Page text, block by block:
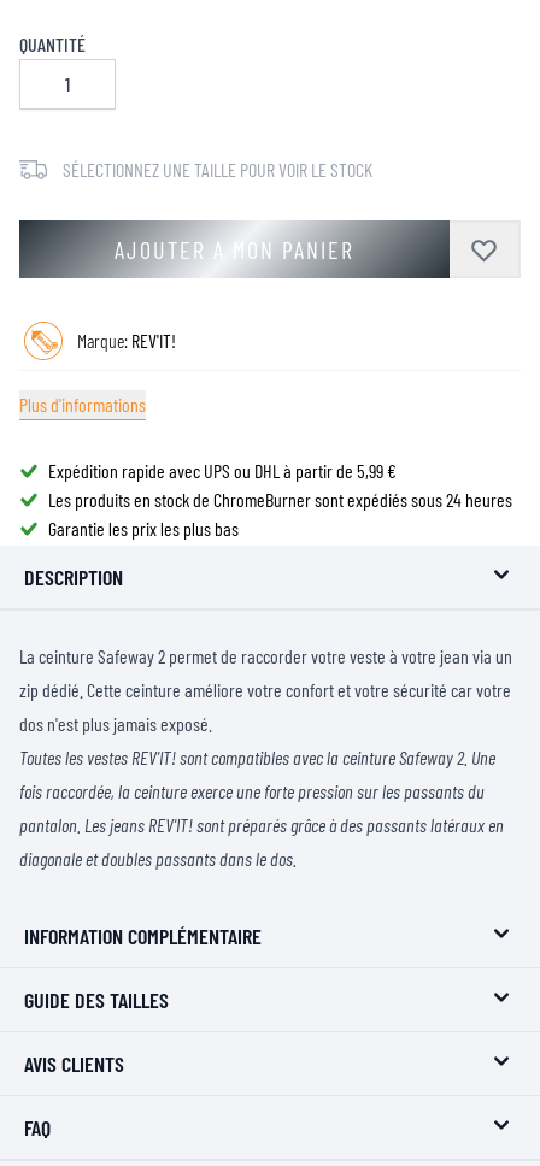
QUANTITÉ
SÉLECTIONNEZ UNE TAILLE POUR VOIR LE STOCK
AJOUTER A MON PANIER
Marque: REV'IT!
Plus d'informations
Expédition rapide avec UPS ou DHL à partir de 5,99 €
Les produits en stock de ChromeBurner sont expédiés sous 24 heures
Garantie les prix les plus bas
DESCRIPTION
La ceinture Safeway 2 permet de raccorder votre veste à votre jean via un
zip dédié. Cette ceinture améliore votre confort et votre sécurité car votre
dos n'est plus jamais exposé.
Toutes les vestes REV'IT! sont compatibles avec la ceinture Safeway 2. Une
fois raccordée, la ceinture exerce une forte pression sur les passants du
pantalon. Les jeans REV'IT! sont préparés grâce à des passants latéraux en
diagonale et doubles passants dans le dos.
INFORMATION COMPLÉMENTAIRE
GUIDE DES TAILLES
AVIS CLIENTS
FAQ